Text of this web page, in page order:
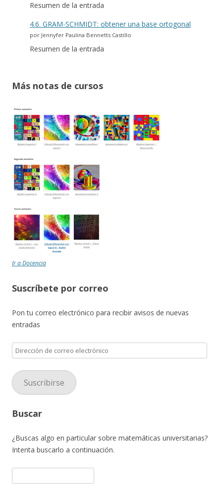
Resumen de la entrada
4.6. GRAM-SCHMIDT: obtener una base ortogonal
por Jennyfer Paulina Bennetts Castillo
Resumen de la entrada
Más notas de cursos
Ir a Docencia
Suscríbete por correo
Pon tu correo electrónico para recibir avisos de nuevas
entradas
D
i
e
n
d
e
Suscribirse
Buscar
¿Buscas algo en particular sobre matemáticas universitarias?
Intenta buscarlo a continuación.
u